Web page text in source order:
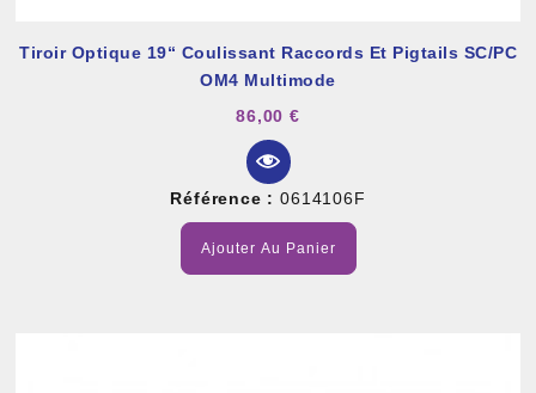
Tiroir Optique 19“ Coulissant Raccords Et Pigtails SC/PC
OM4 Multimode
86,00 €
Référence : 0614106F
Ajouter Au Panier